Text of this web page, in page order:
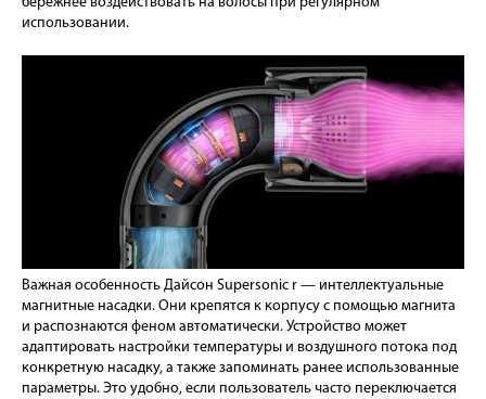
использовании.
Важная особенность Дайсон Supersonic r — интеллектуальные
магнитные насадки. Они крепятся к корпусу с помощью магнита
и распознаются феном автоматически. Устройство может
адаптировать настройки температуры и воздушного потока под
конкретную насадку, а также запоминать ранее использованные
параметры. Это удобно, если пользователь часто переключается